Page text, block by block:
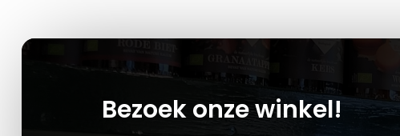
Bezoek onze winkel!